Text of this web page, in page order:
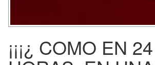
¡¡¡¿ COMO EN 24